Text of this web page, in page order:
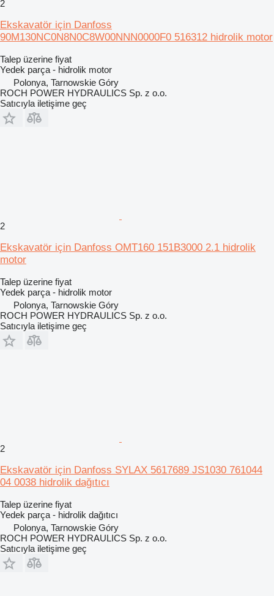
2
Ekskavatör için Danfoss
90M130NC0N8N0C8W00NNN0000F0 516312 hidrolik motor
Talep üzerine fiyat
Yedek parça - hidrolik motor
Polonya, Tarnowskie Góry
ROCH POWER HYDRAULICS Sp. z o.o.
Satıcıyla iletişime geç
2
Ekskavatör için Danfoss OMT160 151B3000 2.1 hidrolik
motor
Talep üzerine fiyat
Yedek parça - hidrolik motor
Polonya, Tarnowskie Góry
ROCH POWER HYDRAULICS Sp. z o.o.
Satıcıyla iletişime geç
2
Ekskavatör için Danfoss SYLAX 5617689 JS1030 761044
04 0038 hidrolik dağıtıcı
Talep üzerine fiyat
Yedek parça - hidrolik dağıtıcı
Polonya, Tarnowskie Góry
ROCH POWER HYDRAULICS Sp. z o.o.
Satıcıyla iletişime geç